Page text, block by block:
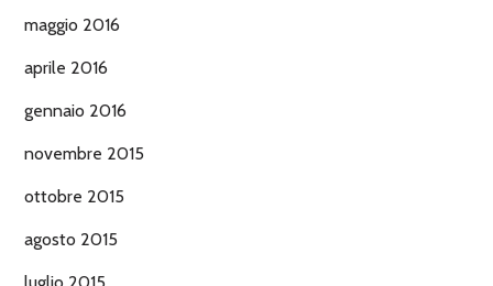
maggio 2016
aprile 2016
gennaio 2016
novembre 2015
ottobre 2015
agosto 2015